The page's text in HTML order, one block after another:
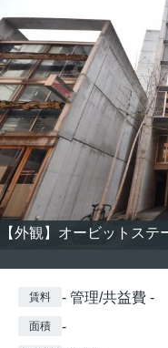
【外観】オービットス
賃料 - 管理/共益費 -
面積 -